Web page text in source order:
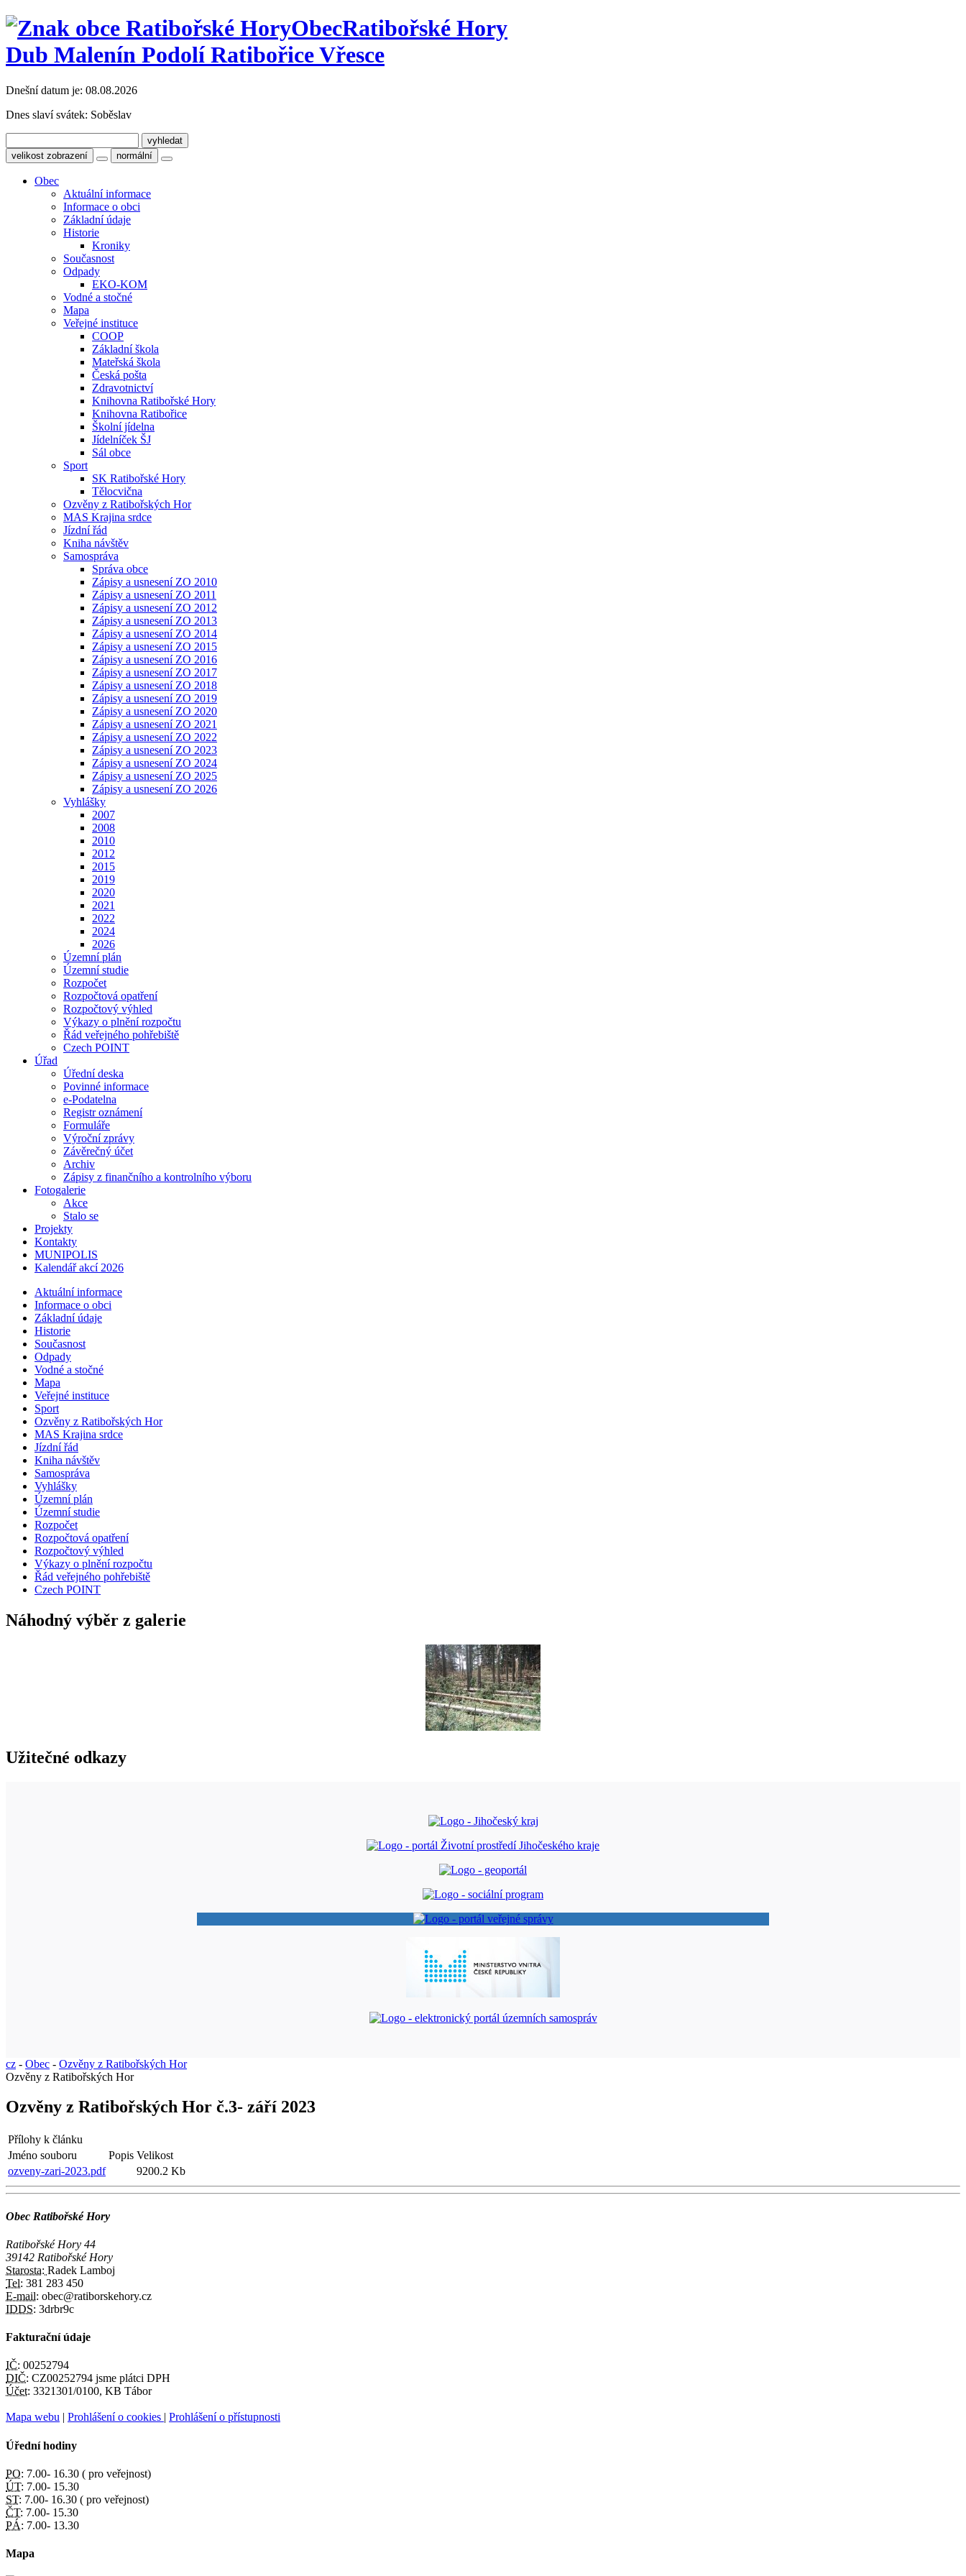
ObecRatibořské Hory
Dub Malenín Podolí Ratibořice Vřesce
Dnešní datum je: 08.08.2026
Dnes slaví svátek: Soběslav
velikost zobrazení normální
Obec
Aktuální informace
Informace o obci
Základní údaje
Historie
Kroniky
Současnost
Odpady
EKO-KOM
Vodné a stočné
Mapa
Veřejné instituce
COOP
Základní škola
Mateřská škola
Česká pošta
Zdravotnictví
Knihovna Ratibořské Hory
Knihovna Ratibořice
Školní jídelna
Jídelníček ŠJ
Sál obce
Sport
SK Ratibořské Hory
Tělocvična
Ozvěny z Ratibořských Hor
MAS Krajina srdce
Jízdní řád
Kniha návštěv
Samospráva
Správa obce
Zápisy a usnesení ZO 2010
Zápisy a usnesení ZO 2011
Zápisy a usnesení ZO 2012
Zápisy a usnesení ZO 2013
Zápisy a usnesení ZO 2014
Zápisy a usnesení ZO 2015
Zápisy a usnesení ZO 2016
Zápisy a usnesení ZO 2017
Zápisy a usnesení ZO 2018
Zápisy a usnesení ZO 2019
Zápisy a usnesení ZO 2020
Zápisy a usnesení ZO 2021
Zápisy a usnesení ZO 2022
Zápisy a usnesení ZO 2023
Zápisy a usnesení ZO 2024
Zápisy a usnesení ZO 2025
Zápisy a usnesení ZO 2026
Vyhlášky
2007
2008
2010
2012
2015
2019
2020
2021
2022
2024
2026
Územní plán
Územní studie
Rozpočet
Rozpočtová opatření
Rozpočtový výhled
Výkazy o plnění rozpočtu
Řád veřejného pohřebiště
Czech POINT
Úřad
Úřední deska
Povinné informace
e-Podatelna
Registr oznámení
Formuláře
Výroční zprávy
Závěrečný účet
Archiv
Zápisy z finančního a kontrolního výboru
Fotogalerie
Akce
Stalo se
Projekty
Kontakty
MUNIPOLIS
Kalendář akcí 2026
Aktuální informace
Informace o obci
Základní údaje
Historie
Současnost
Odpady
Vodné a stočné
Mapa
Veřejné instituce
Sport
Ozvěny z Ratibořských Hor
MAS Krajina srdce
Jízdní řád
Kniha návštěv
Samospráva
Vyhlášky
Územní plán
Územní studie
Rozpočet
Rozpočtová opatření
Rozpočtový výhled
Výkazy o plnění rozpočtu
Řád veřejného pohřebiště
Czech POINT
Náhodný výběr z galerie
Užitečné odkazy
cz - Obec - Ozvěny z Ratibořských Hor
Ozvěny z Ratibořských Hor
Ozvěny z Ratibořských Hor č.3- září 2023
Přílohy k článku
Jméno souboru
Popis Velikost
ozveny-zari-2023.pdf
9200.2 Kb
Obec Ratibořské Hory
Ratibořské Hory 44
39142 Ratibořské Hory
Starosta: Radek Lamboj
Tel: 381 283 450
E-mail: obec@ratiborskehory.cz
IDDS: 3drbr9c
Fakturační údaje
IČ: 00252794
DIČ: CZ00252794 jsme plátci DPH
Účet: 3321301/0100, KB Tábor
Mapa webu | Prohlášení o cookies | Prohlášení o přístupnosti
Úřední hodiny
PO: 7.00- 16.30 ( pro veřejnost)
ÚT: 7.00- 15.30
ST: 7.00- 16.30 ( pro veřejnost)
ČT: 7.00- 15.30
PÁ: 7.00- 13.30
Mapa